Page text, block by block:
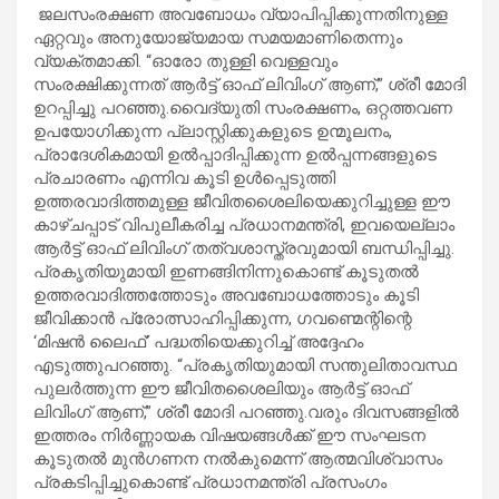
ജലസംരക്ഷണ അവബോധം വ്യാപിപ്പിക്കുന്നതിനുള്ള
ഏറ്റവും അനുയോജ്യമായ സമയമാണിതെന്നും
വ്യക്തമാക്കി. “ഓരോ തുള്ളി വെള്ളവും
സംരക്ഷിക്കുന്നത് ആർട്ട് ഓഫ് ലിവിംഗ് ആണ്,” ശ്രീ മോദി
ഉറപ്പിച്ചു പറഞ്ഞു.വൈദ്യുതി സംരക്ഷണം, ഒറ്റത്തവണ
ഉപയോഗിക്കുന്ന പ്ലാസ്റ്റിക്കുകളുടെ ഉന്മൂലനം,
പ്രാദേശികമായി ഉൽപ്പാദിപ്പിക്കുന്ന ഉൽപ്പന്നങ്ങളുടെ
പ്രചാരണം എന്നിവ കൂടി ഉൾപ്പെടുത്തി
ഉത്തരവാദിത്തമുള്ള ജീവിതശൈലിയെക്കുറിച്ചുള്ള ഈ
കാഴ്ചപ്പാട് വിപുലീകരിച്ച പ്രധാനമന്ത്രി, ഇവയെല്ലാം
ആർട്ട് ഓഫ് ലിവിംഗ് തത്വശാസ്ത്രവുമായി ബന്ധിപ്പിച്ചു.
പ്രകൃതിയുമായി ഇണങ്ങിനിന്നുകൊണ്ട് കൂടുതൽ
ഉത്തരവാദിത്തത്തോടും അവബോധത്തോടും കൂടി
ജീവിക്കാൻ പ്രോത്സാഹിപ്പിക്കുന്ന, ഗവണ്മെന്റിന്റെ
‘മിഷൻ ലൈഫ്’ പദ്ധതിയെക്കുറിച്ച് അദ്ദേഹം
എടുത്തുപറഞ്ഞു. “പ്രകൃതിയുമായി സന്തുലിതാവസ്ഥ
പുലർത്തുന്ന ഈ ജീവിതശൈലിയും ആർട്ട് ഓഫ്
ലിവിംഗ് ആണ്,” ശ്രീ മോദി പറഞ്ഞു.വരും ദിവസങ്ങളിൽ
ഇത്തരം നിർണ്ണായക വിഷയങ്ങൾക്ക് ഈ സംഘടന
കൂടുതൽ മുൻഗണന നൽകുമെന്ന് ആത്മവിശ്വാസം
പ്രകടിപ്പിച്ചുകൊണ്ട് പ്രധാനമന്ത്രി പ്രസംഗം